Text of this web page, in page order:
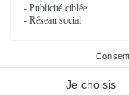
40€